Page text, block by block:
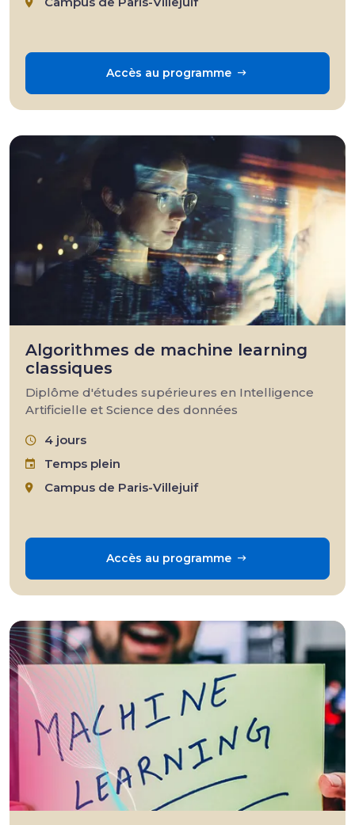
Accès au programme
Algorithmes de machine learning
classiques
Diplôme d'études supérieures en Intelligence
Artificielle et Science des données
4 jours
Temps plein
Campus de Paris-Villejuif
Accès au programme